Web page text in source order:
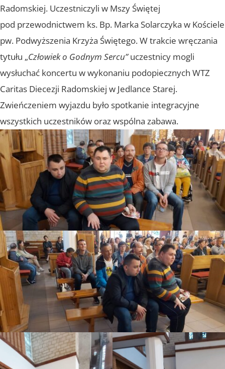
Radomskiej. Uczestniczyli w Mszy Świętej
pod przewodnictwem ks. Bp. Marka Solarczyka w Kościele
pw. Podwyższenia Krzyża Świętego. W trakcie wręczania
tytułu „Człowiek o Godnym Sercu”uczestnicy mogli
wysłuchać koncertu w wykonaniu podopiecznych WTZ
Caritas Diecezji Radomskiej w Jedlance Starej.
Zwieńczeniem wyjazdu było spotkanie integracyjne
wszystkich uczestników oraz wspólna zabawa.